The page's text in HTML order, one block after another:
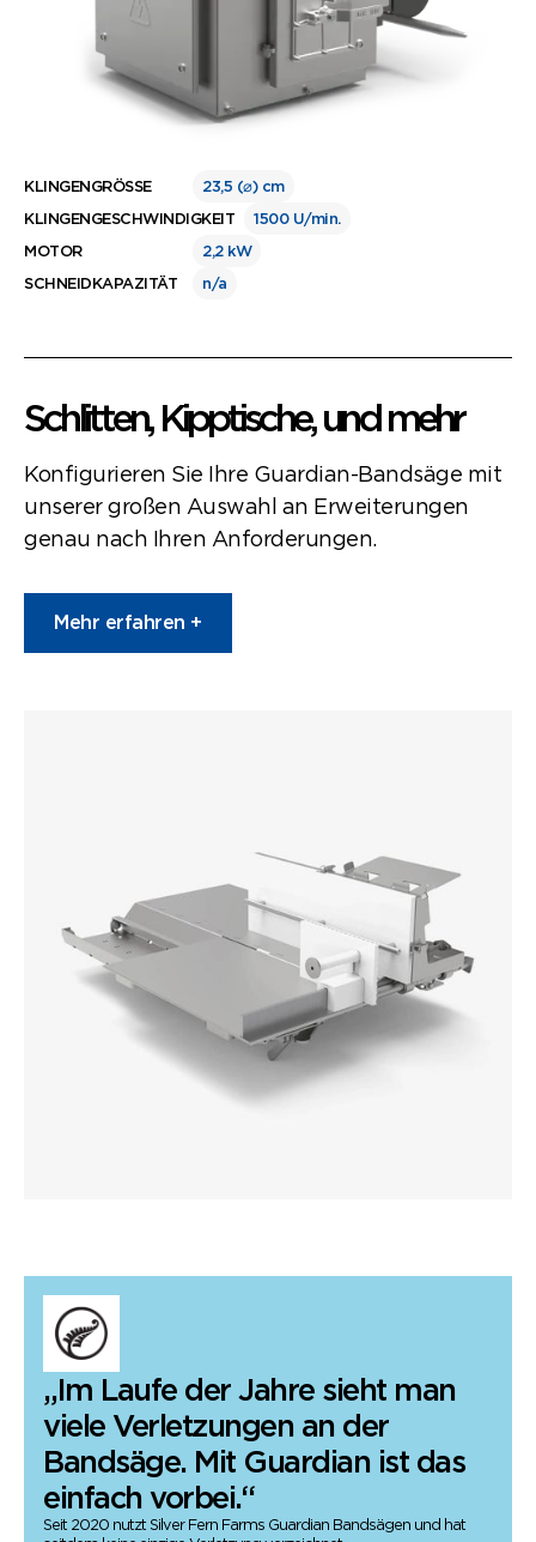
KLINGENGRÖSSE
23,5 (⌀) cm
KLINGENGESCHWINDIGKEIT
1500 U/min.
MOTOR
2,2 kW
SCHNEIDKAPAZITÄT
n/a
Schlitten, Kipptische, und mehr
Konfigurieren Sie Ihre Guardian-Bandsäge mit
unserer großen Auswahl an Erweiterungen
genau nach Ihren Anforderungen.
Mehr erfahren +
„Im Laufe der Jahre sieht man
viele Verletzungen an der
Bandsäge. Mit Guardian ist das
einfach vorbei.“
Seit 2020 nutzt Silver Fern Farms Guardian Bandsägen und hat